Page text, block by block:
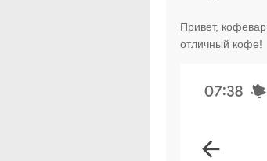
Привет,
отличный кофе!